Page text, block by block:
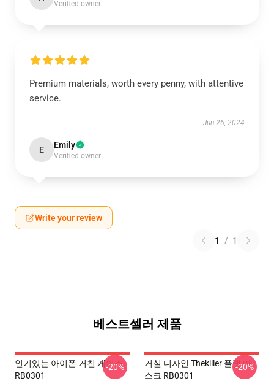
Verified owner
Premium materials, worth every penny, with attentive
service.
Jun 26, 2024
E Emily
Verified owner
Write your review
1 / 1
베스트셀러 제품
인기있는 아이폰 거친 케이스
RB0301
-20%
거실 디자인 Thekiller 플랫 마
스크 RB0301
-20%